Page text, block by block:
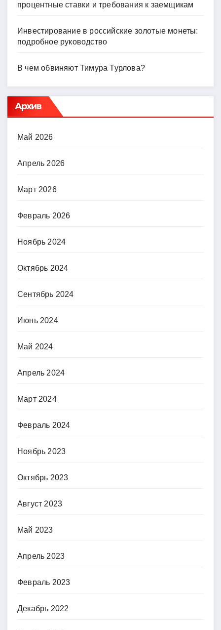
процентные ставки и требования к заемщикам
Инвестирование в российские золотые монеты:
подробное руководство
В чем обвиняют Тимура Турлова?
Архив
Май 2026
Апрель 2026
Март 2026
Февраль 2026
Ноябрь 2024
Октябрь 2024
Сентябрь 2024
Июнь 2024
Май 2024
Апрель 2024
Март 2024
Февраль 2024
Ноябрь 2023
Октябрь 2023
Август 2023
Май 2023
Апрель 2023
Февраль 2023
Декабрь 2022